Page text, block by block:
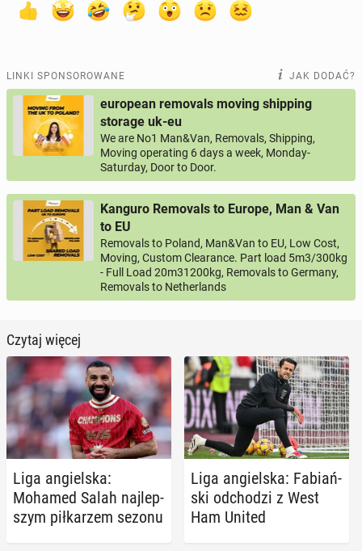
LINKI SPONSOROWANE JAK DODAĆ?
european removals moving shipping
storage uk-eu
We are No1 Man&Van, Removals, Shipping,
Moving operating 6 days a week, Monday-
Saturday, Door to Door.
Kanguro Removals to Europe, Man & Van
to EU
Removals to Poland, Man&Van to EU, Low Cost,
Moving, Custom Clearance. Part load 5m3/300kg
- Full Load 20m31200kg, Removals to Germany,
Removals to Netherlands
Czytaj więcej
Liga an­giel­ska:
Mohamed Salah naj­lep­
szym pił­ka­rzem sezonu
Liga an­giel­ska: Fa­biań­
ski od­cho­dzi z West
Ham United